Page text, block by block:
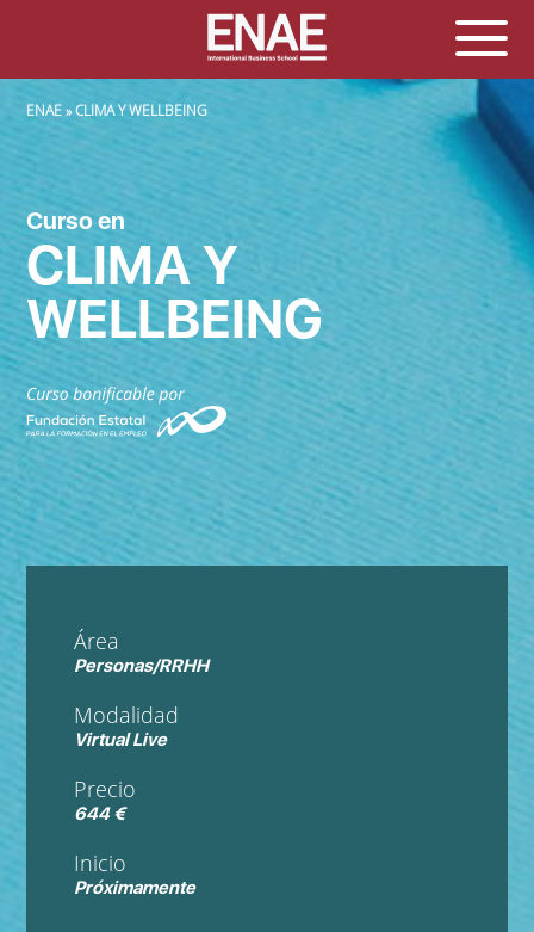
SOBRESCRIBIR ENLACES DE AYUDA A LA NAVEGACIÓN
ENAE CLIMA Y WELLBEING
Curso en
CLIMA Y
WELLBEING
Área
Personas/RRHH
Modalidad
Virtual Live
Precio
644 €
Inicio
Próximamente